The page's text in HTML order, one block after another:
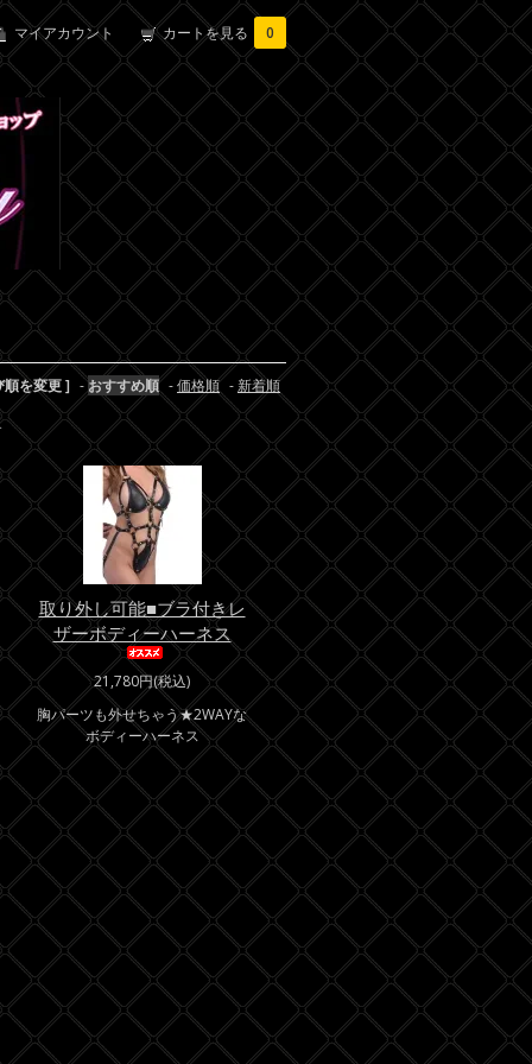
マイアカウント カートを見る 0
順を変更 ] -おすすめ順 -価格順 - 新着順
取り外し可能■ブラ付きレ
ザーボディーハーネス
21,780円(税込)
胸パーツも外せちゃう★2WAYな
ボディーハーネス